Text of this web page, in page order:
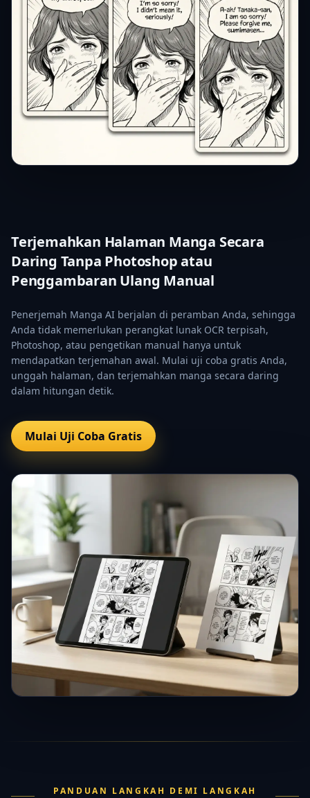
Terjemahkan Halaman Manga Secara
Daring Tanpa Photoshop atau
Penggambaran Ulang Manual
Penerjemah Manga AI berjalan di peramban Anda, sehingga
Anda tidak memerlukan perangkat lunak OCR terpisah,
Photoshop, atau pengetikan manual hanya untuk
mendapatkan terjemahan awal. Mulai uji coba gratis Anda,
unggah halaman, dan terjemahkan manga secara daring
dalam hitungan detik.
Mulai Uji Coba Gratis
PANDUAN LANGKAH DEMI LANGKAH